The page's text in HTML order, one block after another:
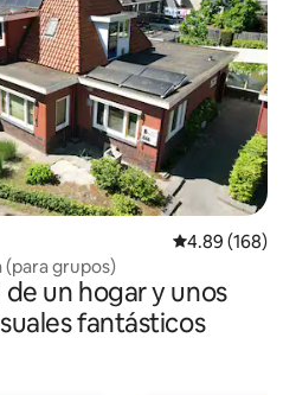
Calificación
4.89 (168)
(para grupos)
un hogar y unos
fantásticos